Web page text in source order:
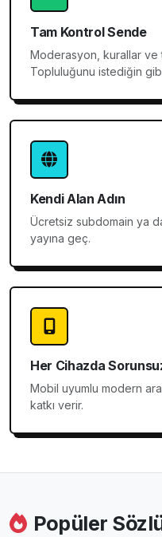
Tam Kontrol Sende
Moderasyon, kurallar ve
Topluluğunu istediğin
Kendi Alan Adın
Ücretsiz subdomain ya
yayına geç.
Her Cihazda
Mobil uyumlu modern
katkı verir.
Popüler